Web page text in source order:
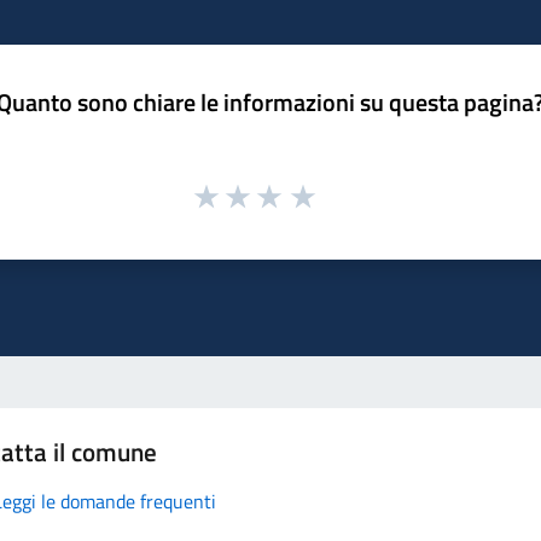
sono chiare le informazioni su questa
il comune
le domande frequenti